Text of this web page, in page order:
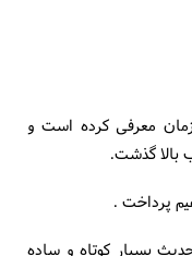
معرفی کرده است و
بالا گذشت.
پرداخت .
بسیار کوتاه و ساده